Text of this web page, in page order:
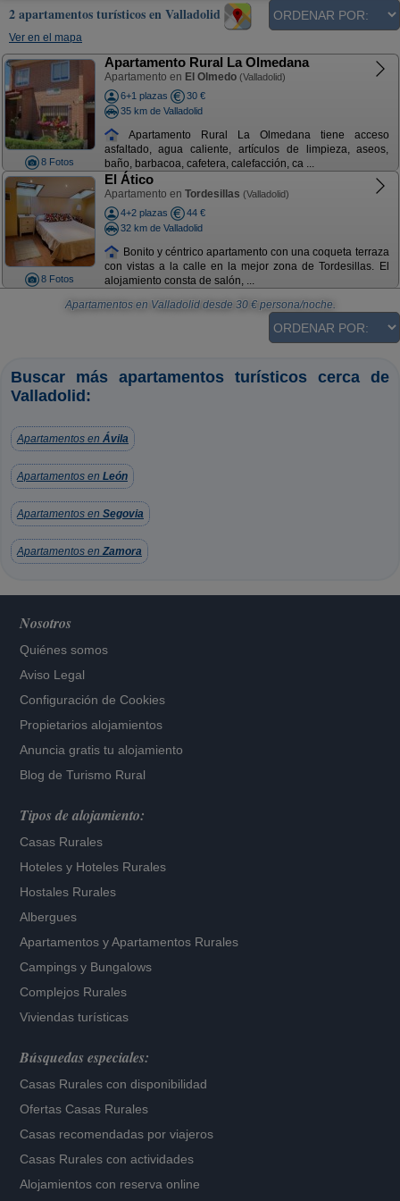
2 apartamentos turísticos en Valladolid
Ver en el mapa
8 Fotos
Apartamento Rural La Olmedana
Apartamento en El Olmedo (Valladolid)
6+1 plazas
30 €
35 km de Valladolid
Apartamento Rural La Olmedana tiene acceso
asfaltado, agua caliente, artículos de limpieza, aseos,
baño, barbacoa, cafetera, calefacción, ca ...
8 Fotos
El Ático
Apartamento en Tordesillas (Valladolid)
4+2 plazas
44 €
32 km de Valladolid
Bonito y céntrico apartamento con una coqueta terraza
con vistas a la calle en la mejor zona de Tordesillas. El
alojamiento consta de salón, ...
Apartamentos en Valladoliddesde 30€ persona/noche.
Buscar más apartamentos turísticos cerca de
Valladolid:
Apartamentos en Ávila
Apartamentos en León
Apartamentos en Segovia
Apartamentos en Zamora
Nosotros
Quiénes somos
Aviso Legal
Configuración de Cookies
Propietarios alojamientos
Anuncia gratis tu alojamiento
Blog de Turismo Rural
Tipos de alojamiento:
Casas Rurales
Hoteles y Hoteles Rurales
Hostales Rurales
Albergues
Apartamentos yApartamentos Rurales
Campings y Bungalows
Complejos Rurales
Viviendas turísticas
Búsquedas especiales:
Casas Rurales con disponibilidad
Ofertas Casas Rurales
Casas recomendadas por viajeros
Casas Rurales con actividades
Alojamientos con reserva online